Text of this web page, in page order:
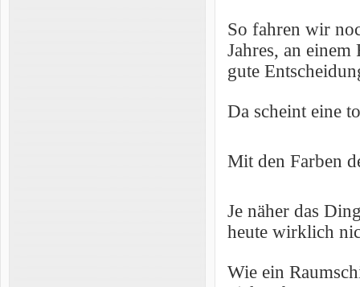
So fahren wir
Jahres, an
gute
Da scheint eine
Mit den Farben
Je näher das
heute wirklich
Wie ein